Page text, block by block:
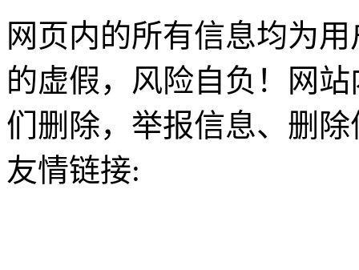
网页内的所有信息均为
的虚假，风险自负！网
们删除，举报信息、删
友情链接: